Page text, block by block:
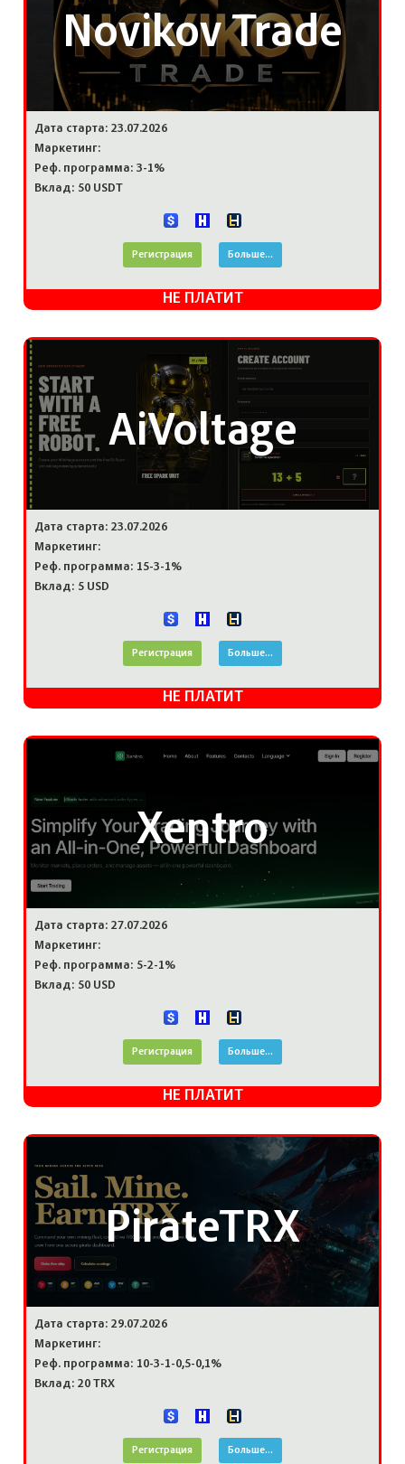
Novikov Trade
Дата старта: 23.07.2026
Маркетинг:
Реф. программа: 3-1%
Вклад: 50 USDT
Регистрация Больше...
НЕ ПЛАТИТ
AiVoltage
Дата старта: 23.07.2026
Маркетинг:
Реф. программа: 15-3-1%
Вклад: 5 USD
Регистрация Больше...
НЕ ПЛАТИТ
Xentro
Дата старта: 27.07.2026
Маркетинг:
Реф. программа: 5-2-1%
Вклад: 50 USD
Регистрация Больше...
НЕ ПЛАТИТ
PirateTRX
Дата старта: 29.07.2026
Маркетинг:
Реф. программа: 10-3-1-0,5-0,1%
Вклад: 20 TRX
Регистрация Больше...